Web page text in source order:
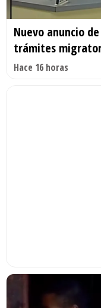
Nuevo anuncio
trámites
Hace 16 horas